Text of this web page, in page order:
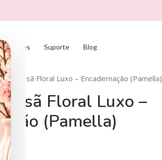
Suporte Blog
Artesã Floral Luxo – Encadernação (Pamella)
Floral Luxo –
(Pamella)